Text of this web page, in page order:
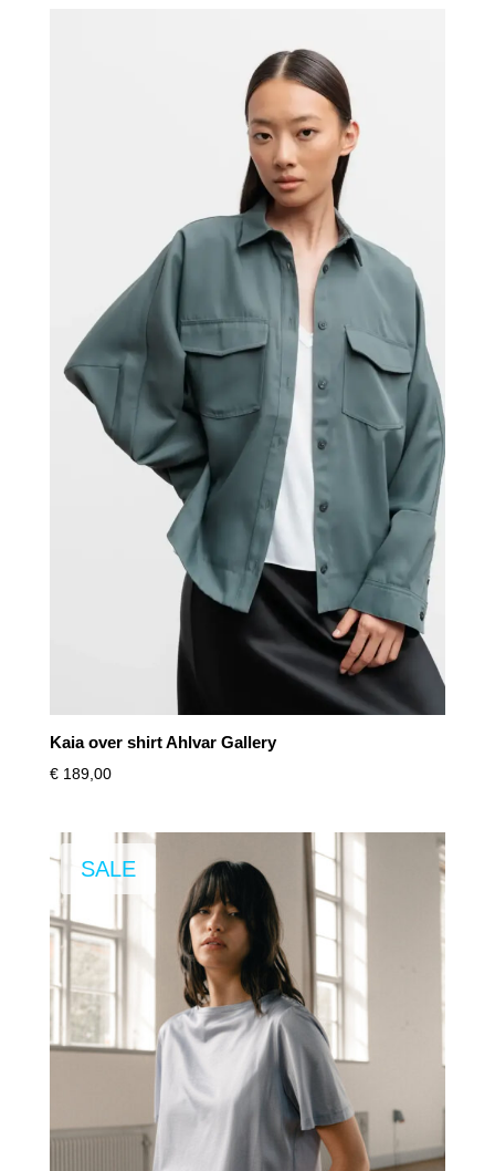
Kaia over shirt Ahlvar Gallery
€189,00
SALE